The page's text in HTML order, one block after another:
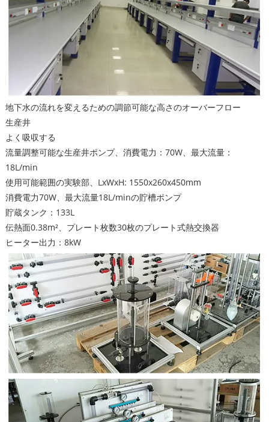
地下水の流れを変えるための調節可能な高さのオーバーフロー
生産井
よく吸収する
流量調整可能な生産井ポンプ、消費電力：70W、最大流量：
18L/min
使用可能範囲の実験部、LxWxH: 1550x260x450mm
消費電力70W、最大流量18L/minの貯槽ポンプ
貯蔵タンク：133L
伝熱面0.38m²、プレート枚数30枚のプレート式熱交換器
ヒーター出力：8kW